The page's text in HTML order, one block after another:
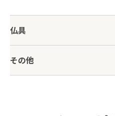
仏具
仏具
仏像・掛軸
その他
その他